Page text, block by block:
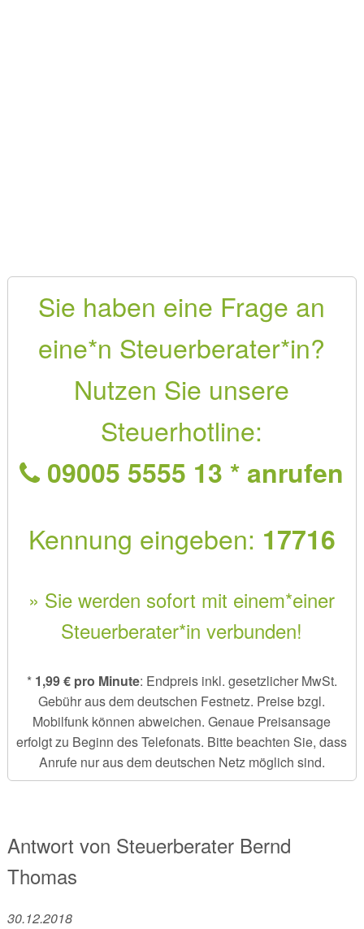
Sie haben eine Frage an
eine*n Steuerberater*in?
Nutzen Sie unsere
Steuerhotline:
09005 5555 13 * anrufen
Kennung eingeben: 17716
» Sie werden sofort mit einem*einer
Steuerberater*in verbunden!
* 1,99 € pro Minute: Endpreis inkl. gesetzlicher MwSt.
Gebühr aus dem deutschen Festnetz. Preise bzgl.
Mobilfunk können abweichen. Genaue Preisansage
erfolgt zu Beginn des Telefonats. Bitte beachten Sie, dass
Anrufe nur aus dem deutschen Netz möglich sind.
Antwort von Steuerberater Bernd
Thomas
30.12.2018